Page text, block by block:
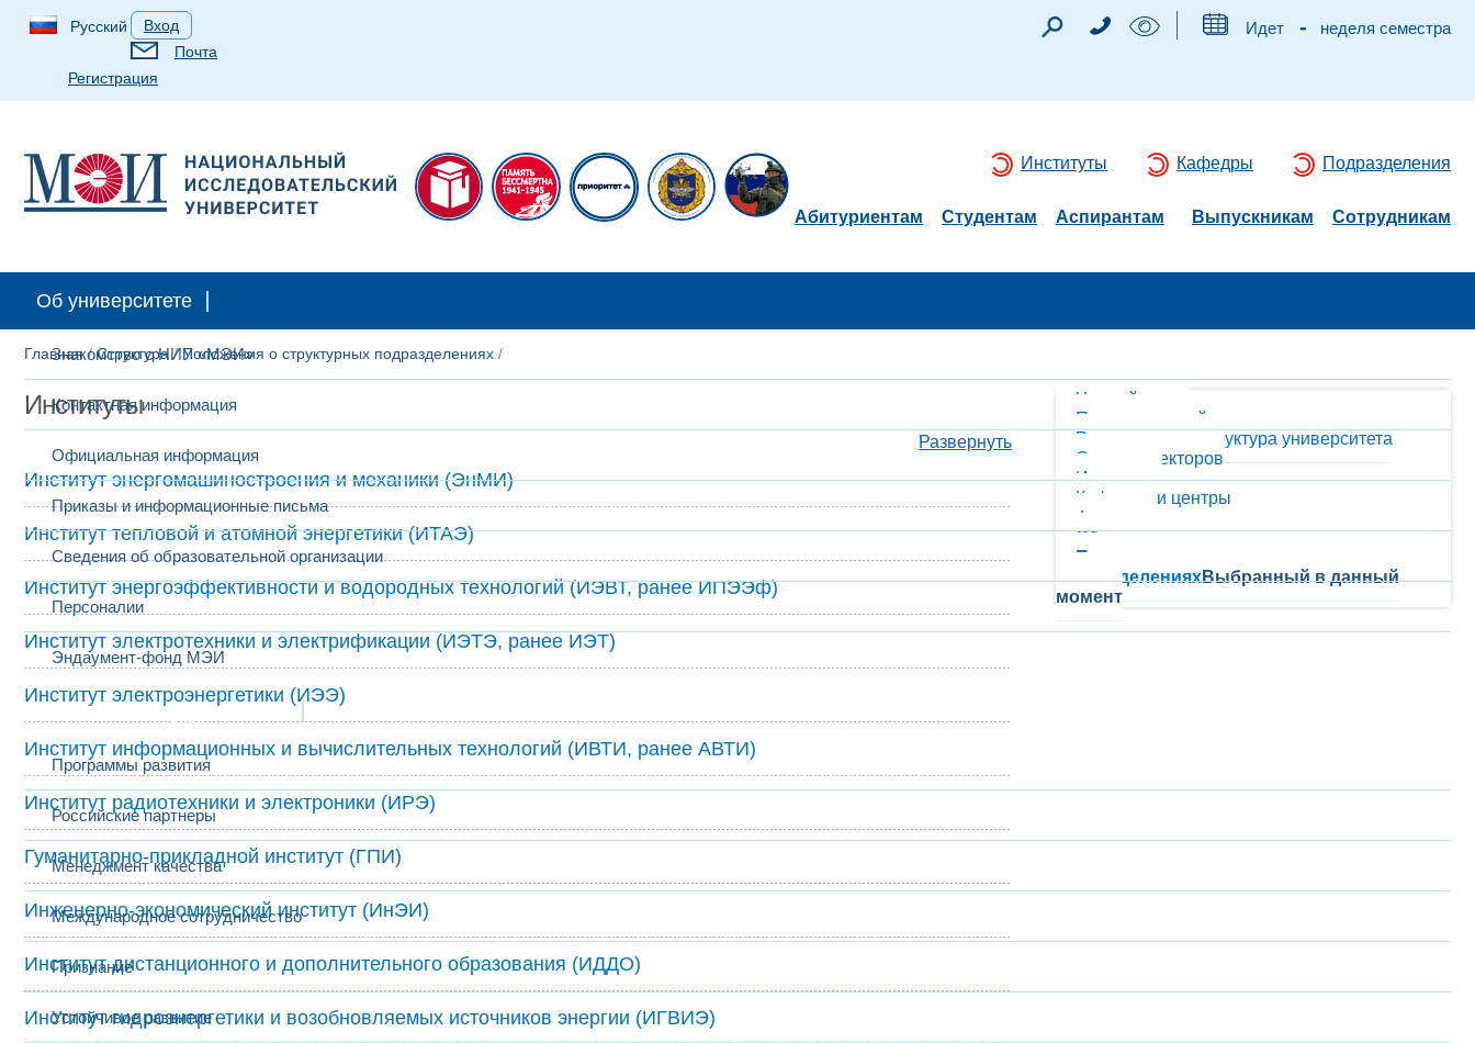
Русский
Вход
Почта
Регистрация
Идет - неделя семестра
Институты Кафедры Подразделения
Абитуриентам Студентам Аспирантам Выпускникам Сотрудникам
Об университете
Знакомство с НИУ «МЭИ»
Контактная информация
Официальная информация
Приказы и информационные письма
Сведения об образовательной организации
Персоналии
Эндаумент-фонд МЭИ
Развитие и сотрудничество
Программы развития
Российские партнеры
Менеджмент качества
Международное сотрудничество
Признание
Устойчивое развитие
Главная/Структура/Положения о структурных подразделениях /
Институты
​Развернуть
Институт энергомашиностроения и механики (ЭнМИ)
Институт тепловой и атомной энергетики (ИТАЭ)
Институт энергоэффективности и водородных технологий (ИЭВТ, ранее ИПЭЭф)
Институт электротехники и электрификации (ИЭТЭ, ранее ИЭТ)
Институт электроэнергетики (ИЭЭ)
Институт информационных и вычислительных технологий (ИВТИ, ранее АВТИ)
Институт радиотехники и электроники (ИРЭ)
Гуманитарно-прикладной институт (ГПИ)
Инженерно-экономический институт (ИнЭИ)
Институт дистанционного и дополнительного образования (ИДДО)
Институт гидроэнергетики и возобновляемых источников энергии (ИГВИЭ)
Ученый совет
Попечительский совет
Руководство и структура университета
Совет директоров
Институты
Кафедры и центры
Филиалы
Общественные организации
Положения о структурных
подразделенияхВыбранный в данный
момент